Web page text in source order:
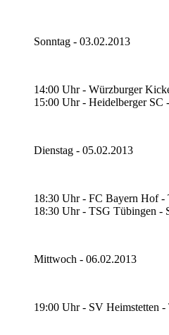
Sonntag - 03.02.2013
14:00 Uhr - Würzburger
15:00 Uhr - Heidelberger
Dienstag - 05.02.2013
18:30 Uhr - FC Bayern Hof -
18:30 Uhr - TSG Tübingen -
Mittwoch - 06.02.2013
19:00 Uhr - SV Heimstetten